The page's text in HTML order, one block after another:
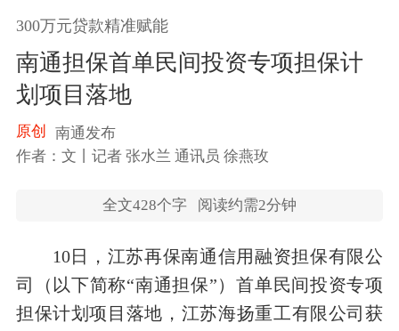
300万元贷款精准赋能
南通担保首单民间投资专项担保计
划项目落地
原创
南通发布
作者：文丨记者 张水兰 通讯员 徐燕玫
全文428个字 阅读约需2分钟
10日，江苏再保南通信用融资担保有限公
司（以下简称“南通担保”）首单民间投资专项
担保计划项目落地，江苏海扬重工有限公司获